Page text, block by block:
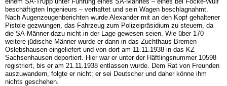
beschäftigten Ingenieurs – verhaftet und sein Wagen beschlagnahmt.
Nach Augenzeugenberichten wurde Alexander mit an den Kopf gehaltener
Pistole gezwungen, das Fahrzeug zum Polizeipräsidium zu steuern, da
die SA-Männer dazu nicht in der Lage gewesen seien. Wie über 170
weitere jüdische Männer wurde er dann in das Zuchthaus Bremen-
Oslebshausen eingeliefert und von dort am 11.11.1938 in das KZ
Sachsenhausen deportiert. Hier war er unter der Häftlingsnummer 10598
registriert, bis er am 21.11.1938 entlassen wurde. Dem Rat von Freunden
auszuwandern, folgte er nicht; er sei Deutscher und daher könne ihm
nichts geschehen.